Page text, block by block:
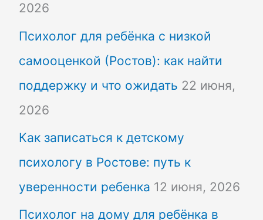
2026
Психолог для ребёнка с низкой
самооценкой (Ростов): как найти
поддержку и что ожидать 22 июня,
2026
Как записаться к детскому
психологу в Ростове: путь к
уверенности ребенка 12 июня, 2026
Психолог на дому для ребёнка в